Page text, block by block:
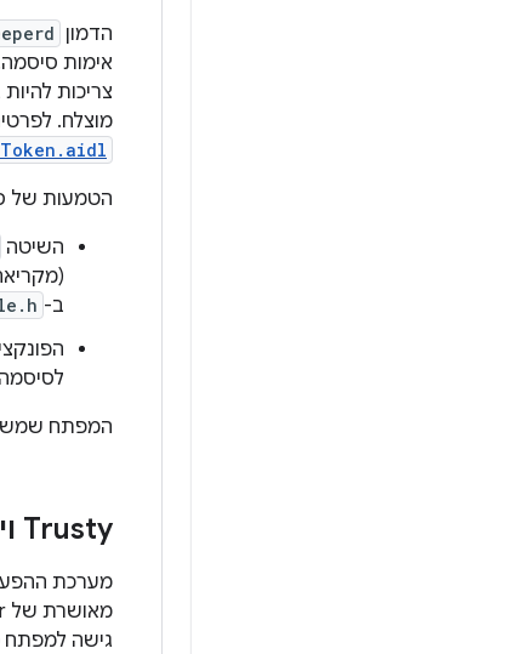
הדמון
צריכות
מוצלח.
הטמעות של
השיטה
ב-
המפתח
Trusty ויישומים אחרים
מערכת
מאושרת של Gatekeeper. עם זאת,
גישה למפתח